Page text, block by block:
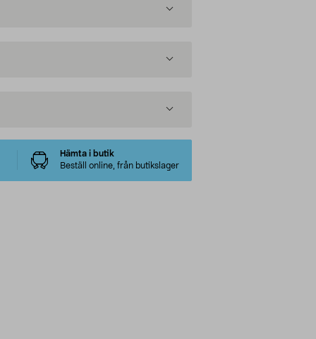
Hämta i butik
Beställ online, från butikslager